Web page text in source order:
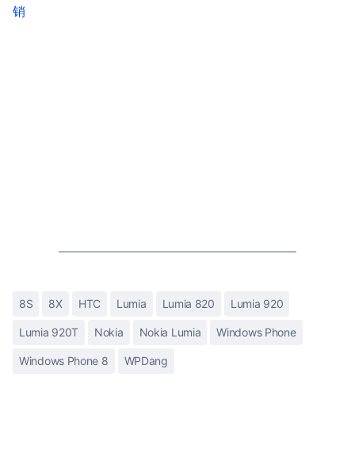
销
8S 8X HTC Lumia Lumia 820 Lumia 920
Lumia 920T Nokia Nokia Lumia Windows Phone
Windows Phone 8 WPDang